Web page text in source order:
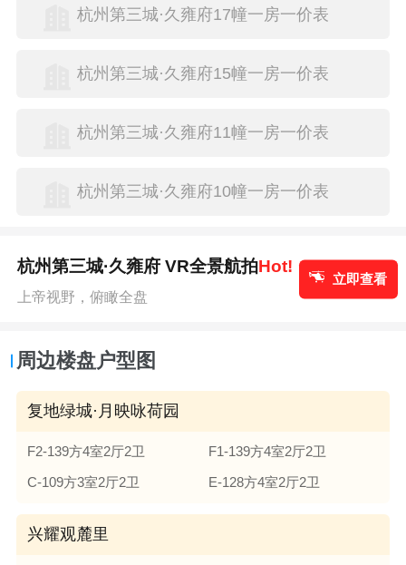
杭州第三城·久雍府17幢一房一价表
杭州第三城·久雍府15幢一房一价表
杭州第三城·久雍府11幢一房一价表
杭州第三城·久雍府10幢一房一价表
杭州第三城·久雍府 VR全景航拍Hot!
上帝视野，俯瞰全盘
立即查看
周边楼盘户型图
复地绿城·月映咏荷园
F2-139方4室2厅2卫
F1-139方4室2厅2卫
C-109方3室2厅2卫
E-128方4室2厅2卫
兴耀观麓里